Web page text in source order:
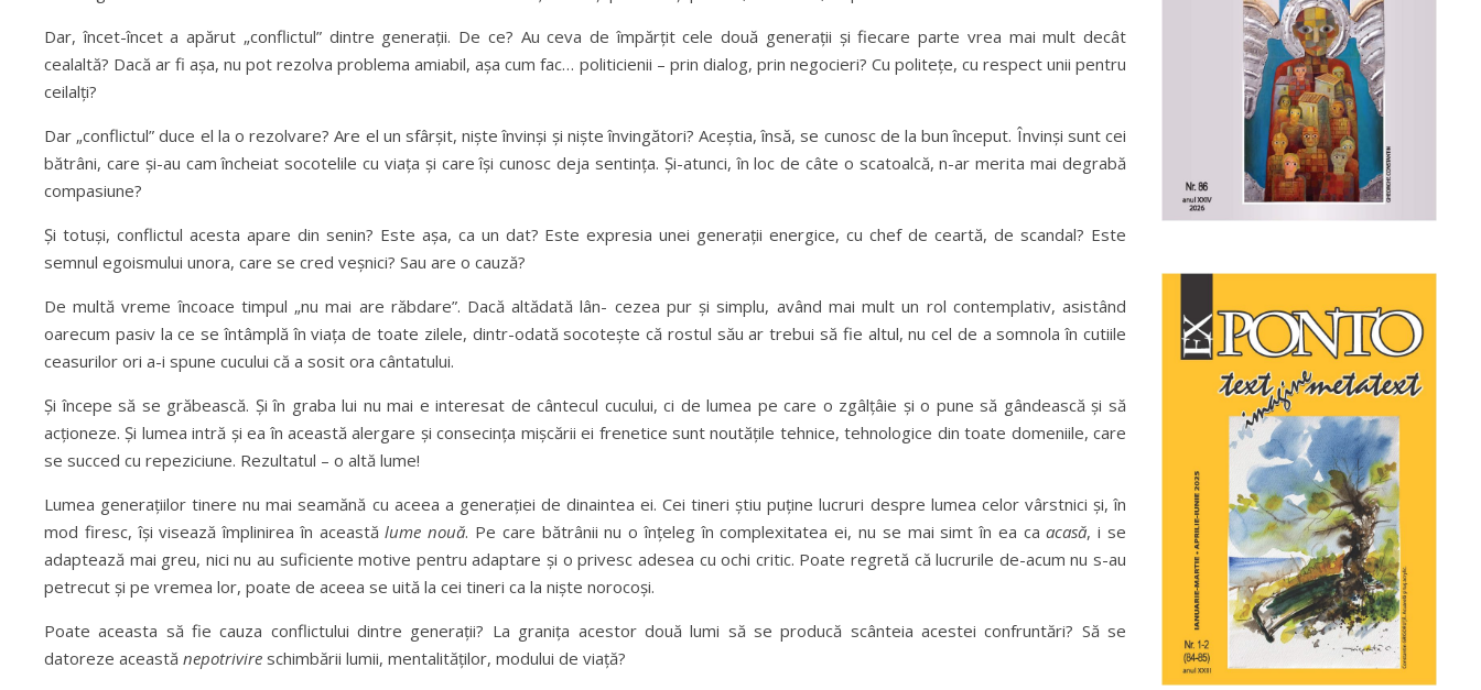
Dar, încet-încet a apărut „conflictul” dintre generații. De ce? Au ceva de împărțit cele două generații și fiecare parte vrea mai mult decât
cealaltă? Dacă ar fi așa, nu pot rezolva problema amiabil, așa cum fac… politicienii – prin dialog, prin negocieri? Cu politețe, cu respect unii pentru
ceilalți?
Dar „conflictul” duce el la o rezolvare? Are el un sfârșit, niște învinși și niște învingători? Aceștia, însă, se cunosc de la bun început. Învinși sunt cei
bătrâni, care și-au cam încheiat socotelile cu viața și care își cunosc deja sentința. Și-atunci, în loc de câte o scatoalcă, n-ar merita mai degrabă
compasiune?
Și totuși, conflictul acesta apare din senin? Este așa, ca un dat? Este expresia unei generații energice, cu chef de ceartă, de scandal? Este
semnul egoismului unora, care se cred veșnici? Sau are o cauză?
De multă vreme încoace timpul „nu mai are răbdare”. Dacă altădată lân- cezea pur și simplu, având mai mult un rol contemplativ, asistând
oarecum pasiv la ce se întâmplă în viața de toate zilele, dintr-odată socotește că rostul său ar trebui să fie altul, nu cel de a somnola în cutiile
ceasurilor ori a-i spune cucului că a sosit ora cântatului.
Și începe să se grăbească. Și în graba lui nu mai e interesat de cântecul cucului, ci de lumea pe care o zgâlțâie și o pune să gândească și să
acționeze. Și lumea intră și ea în această alergare și consecința mișcării ei frenetice sunt noutățile tehnice, tehnologice din toate domeniile, care
se succed cu repeziciune. Rezultatul – o altă lume!
Lumea generațiilor tinere nu mai seamănă cu aceea a generației de dinaintea ei. Cei tineri știu puține lucruri despre lumea celor vârstnici și, în
mod firesc, își visează împlinirea în aceastălume nouă. Pe care bătrânii nu o înțeleg în complexitatea ei, nu se mai simt în ea caacasă, i se
adaptează mai greu, nici nu au suficiente motive pentru adaptare și o privesc adesea cu ochi critic. Poate regretă că lucrurile de-acum nu s-au
petrecut și pe vremea lor, poate de aceea se uită la cei tineri ca la niște norocoși.
Poate aceasta să fie cauza conflictului dintre generații? La granița acestor două lumi să se producă scânteia acestei confruntări? Să se
datoreze această nepotrivire schimbării lumii, mentalităților, modului de viață?